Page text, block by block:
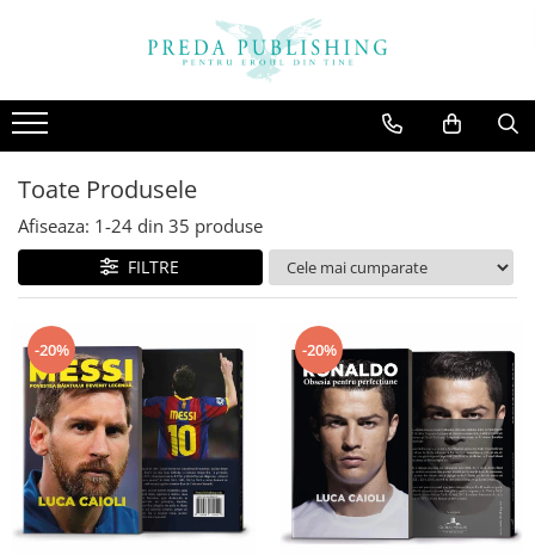
Toate Produsele
Afiseaza: 1-24 din 35 produse
FILTRE
-20% -20%